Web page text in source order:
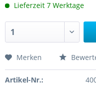
Lieferzeit 7 Werktage
Merken
Artikel-Nr.: